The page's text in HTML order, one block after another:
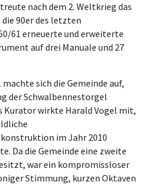
nach dem 2. Weltkrieg das
90er des letzten
61 erneuerte und erweiterte
auf drei Manuale und 27
machte sich die Gemeinde auf,
der Schwalbennestorgel
Kurator wirkte Harald Vogel mit,
im Jahr 2010
Da die Gemeinde eine zweite
war ein kompromissloser
Stimmung, kurzen Oktaven